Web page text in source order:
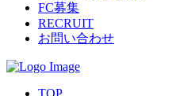
FC募集
RECRUIT
お問い合わせ
TOP